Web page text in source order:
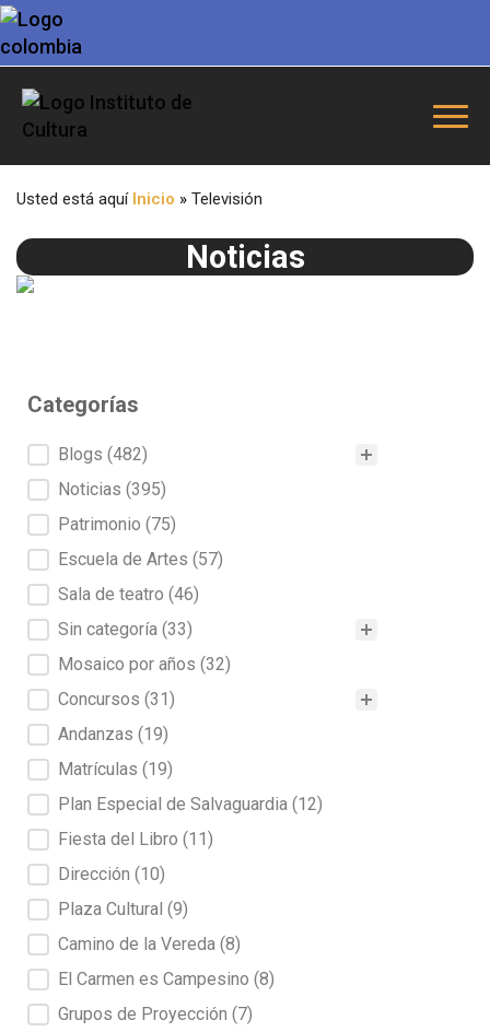
Usted está aquí Inicio » Televisión
Noticias
Categorías
Categorías
Blogs (482)
Noticias (395)
Patrimonio (75)
Escuela de Artes (57)
Sala de teatro (46)
Sin categoría (33)
Mosaico por años (32)
Concursos (31)
Andanzas (19)
Matrículas (19)
Plan Especial de Salvaguardia (12)
Fiesta del Libro (11)
Dirección (10)
Plaza Cultural (9)
Camino de la Vereda (8)
El Carmen es Campesino (8)
Grupos de Proyección (7)